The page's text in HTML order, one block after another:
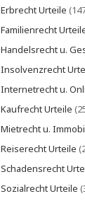
Erbrecht Urteile
Familienrecht
Handelsrecht u.
Insolvenzrecht
Internetrecht u.
Kaufrecht Urteile
Mietrecht u.
Reiserecht Urteile
Schadensrecht
Sozialrecht Urteile